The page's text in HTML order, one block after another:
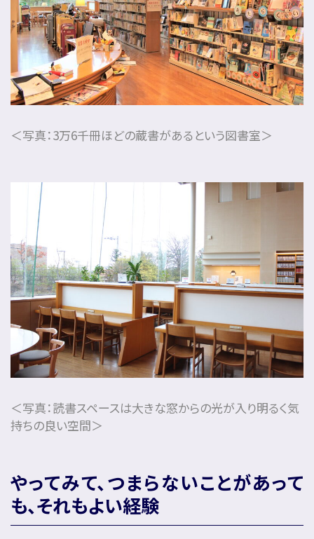
＜写真：3万6千冊ほどの蔵書があるという図書室＞
＜写真：読書スペースは大きな窓からの光が入り明るく気
持ちの良い空間＞
やってみて、つまらないことがあって
も、それもよい経験